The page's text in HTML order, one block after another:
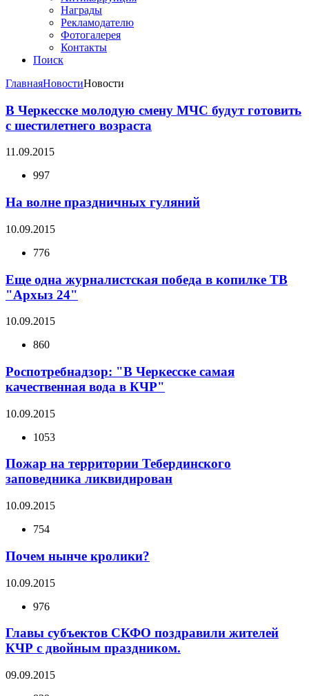
Награды
Рекламодателю
Фотогалерея
Контакты
Поиск
ГлавнаяНовостиНовости
В Черкесске молодую смену МЧС будут готовить
с шестилетнего возраста
11.09.2015
997
На волне праздничных гуляний
10.09.2015
776
Еще одна журналистская победа в копилке ТВ
"Архыз 24"
10.09.2015
860
Роспотребнадзор: "В Черкесске самая
качественная вода в КЧР"
10.09.2015
1053
Пожар на территории Тебердинского
заповедника ликвидирован
10.09.2015
754
Почем нынче кролики?
10.09.2015
976
Главы субъектов СКФО поздравили жителей
КЧР с двойным праздником.
09.09.2015